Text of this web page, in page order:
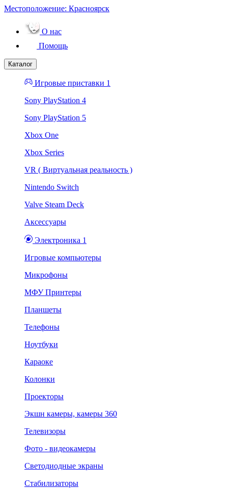
Местоположение: Красноярск
О нас
Помощь
Каталог
Игровые приставки 1
Sony PlayStation 4
Sony PlayStation 5
Xbox One
Xbox Series
VR ( Виртуальная реальность )
Nintendo Switch
Valve Steam Deck
Аксессуары
Электроника 1
Игровые компьютеры
Микрофоны
МФУ Принтеры
Планшеты
Телефоны
Ноутбуки
Караоке
Колонки
Проекторы
Экшн камеры, камеры 360
Телевизоры
Фото - видеокамеры
Светодиодные экраны
Стабилизаторы